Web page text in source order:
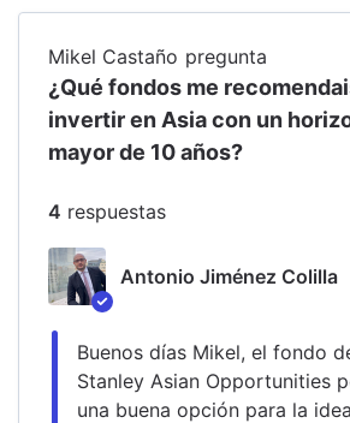
Mikel Castaño pregunta
¿Qué fondos me
invertir en Asia con un
mayor de 10 años?
4 respuestas
Antonio Jiménez Colilla
Buenos días Mikel, el fondo
Stanley Asian Opportunities
una buena opción para la